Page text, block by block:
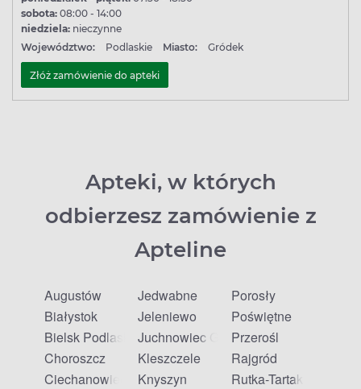
sobota: 08:00 - 14:00
niedziela: nieczynne
Województwo:
Podlaskie Miasto: Gródek
Złóż zamówienie do apteki
Apteki, w których
odbierzesz zamówienie z
Apteline
Augustów
Białystok
Bielsk Podlaski
Choroszcz
Ciechanowiec
Jedwabne
Jeleniewo
Juchnowiec Górny
Kleszczele
Knyszyn
Porosły
Poświętne
Przerośl
Rajgród
Rutka-Tartak